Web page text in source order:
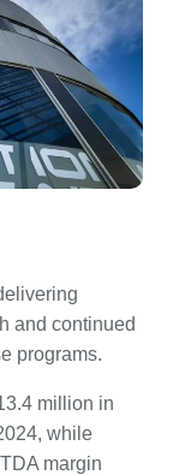
and continued
programs.
million in
while
margin